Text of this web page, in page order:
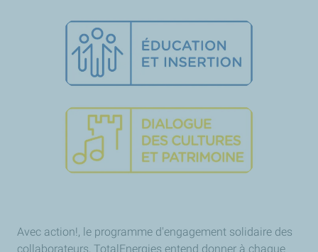
Avec action!, le programme d'engagement solidaire des
collaborateurs, TotalEnergies entend donner à chaque